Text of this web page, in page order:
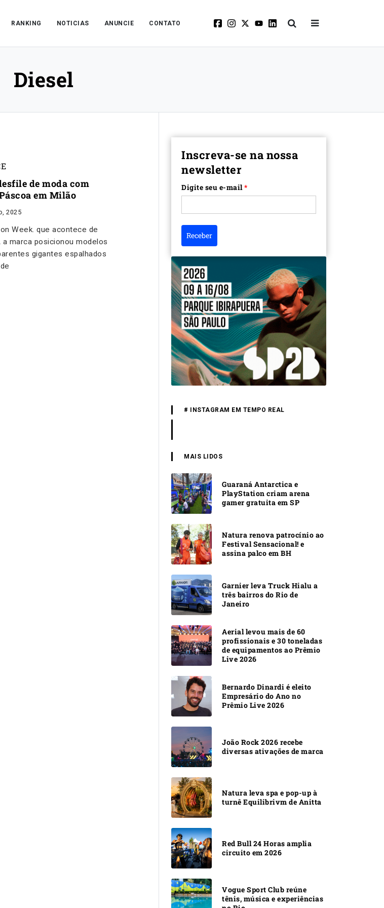
RANKING NOTICIAS ANUNCIE CONTATO
Diesel
de moda com
em Milão
2025
Week. que acontece de
marca posicionou modelos
gigantes espalhados
Inscreva-se na nossa
newsletter
Digite seu e-mail*
Receber
# INSTAGRAM EM TEMPO REAL
MAIS LIDOS
Guaraná Antarctica e
PlayStation criam arena
gamer gratuita em SP
Natura renova patrocínio ao
Festival Sensacional! e
assina palco em BH
Garnier leva Truck Hialu a
três bairros do Rio de
Janeiro
Aerial levou mais de 60
profissionais e 30 toneladas
de equipamentos ao Prêmio
Live 2026
Bernardo Dinardi é eleito
Empresário do Ano no
Prêmio Live 2026
João Rock 2026 recebe
diversas ativações de marca
Natura leva spa e pop-up à
turnê Equilibrivm de Anitta
Red Bull 24 Horas amplia
circuito em 2026
Vogue Sport Club reúne
tênis, música e experiências